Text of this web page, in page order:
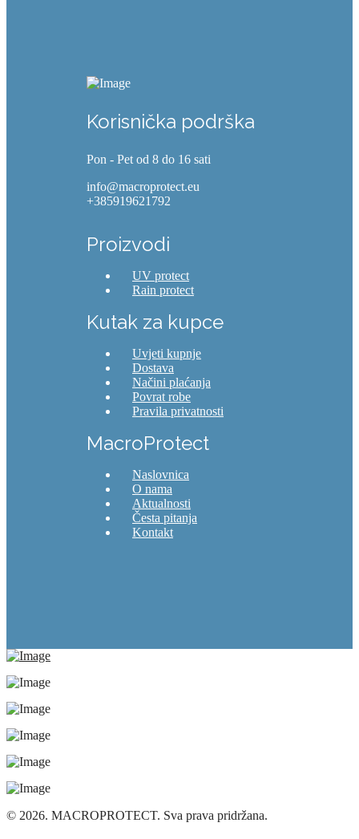
Korisnička podrška
Pon - Pet od 8 do 16 sati
info@macroprotect.eu
+385919621792
Proizvodi
UV protect
Rain protect
Kutak za kupce
Uvjeti kupnje
Dostava
Načini plaćanja
Povrat robe
Pravila privatnosti
MacroProtect
Naslovnica
O nama
Aktualnosti
Česta pitanja
Kontakt
© 2026. MACROPROTECT. Sva prava pridržana.